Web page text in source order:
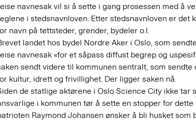
navnesak vil si å sette i gang prosessen med å
i stedsnavnloven. Etter stedsnavnloven er
navn på tettsteder, grender, bydeler o.l.
landet hos bydel Nordre Aker i Oslo, som
navnesak «for et såpass diffust begrep og
sendt videre til kommunen sentralt, som
kultur, idrett og frivillighet. Der ligger saken nå.
de statlige aktørene i Oslo Science City ikke tar
i kommunen tør å sette en stopper for
Raymond Johansen ønsker å bli husket